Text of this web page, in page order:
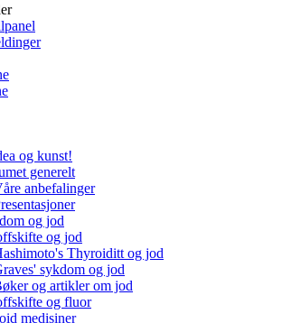
og kunst!
generelt
anbefalinger
og jod
og jod
Thyroiditt og jod
sykdom og jod
og artikler om jod
og fluor
medisiner